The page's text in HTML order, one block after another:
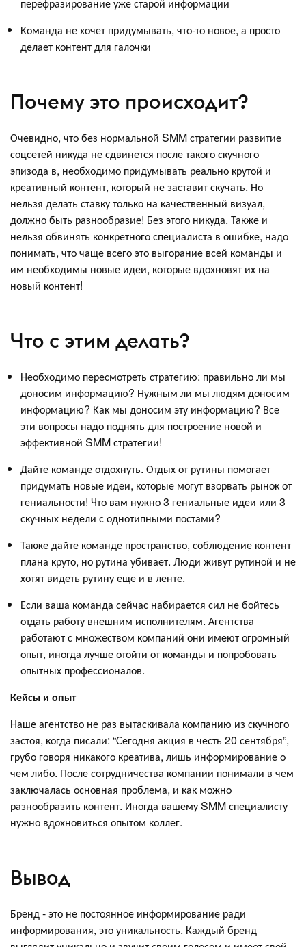
Команда не хочет придумывать, что-то новое, а просто
делает контент для галочки
Почему это происходит?
Очевидно, что без нормальной SMM стратегии развитие
соцсетей никуда не сдвинется после такого скучного
эпизода в, необходимо придумывать реально крутой и
креативный контент, который не заставит скучать. Но
нельзя делать ставку только на качественный визуал,
должно быть разнообразие! Без этого никуда. Также и
нельзя обвинять конкретного специалиста в ошибке, надо
понимать, что чаще всего это выгорание всей команды и
им необходимы новые идеи, которые вдохновят их на
новый контент!
Что с этим делать?
Необходимо пересмотреть стратегию: правильно ли мы
доносим информацию? Нужным ли мы людям доносим
информацию? Как мы доносим эту информацию? Все
эти вопросы надо поднять для построение новой и
эффективной SMM стратегии!
Дайте команде отдохнуть. Отдых от рутины помогает
придумать новые идеи, которые могут взорвать рынок от
гениальности! Что вам нужно 3 гениальные идеи или 3
скучных недели с однотипными постами?
Также дайте команде пространство, соблюдение контент
плана круто, но рутина убивает. Люди живут рутиной и не
хотят видеть рутину еще и в ленте.
Если ваша команда сейчас набирается сил не бойтесь
отдать работу внешним исполнителям. Агентства
работают с множеством компаний они имеют огромный
опыт, иногда лучше отойти от команды и попробовать
опытных профессионалов.
Кейсы и опыт
Наше агентство не раз вытаскивала компанию из скучного
застоя, когда писали: “Сегодня акция в честь 20 сентября”,
грубо говоря никакого креатива, лишь информирование о
чем либо. После сотрудничества компании понимали в чем
заключалась основная проблема, и как можно
разнообразить контент. Иногда вашему SMM специалисту
нужно вдохновиться опытом коллег.
Вывод
Бренд - это не постоянное информирование ради
информирования, это уникальность. Каждый бренд